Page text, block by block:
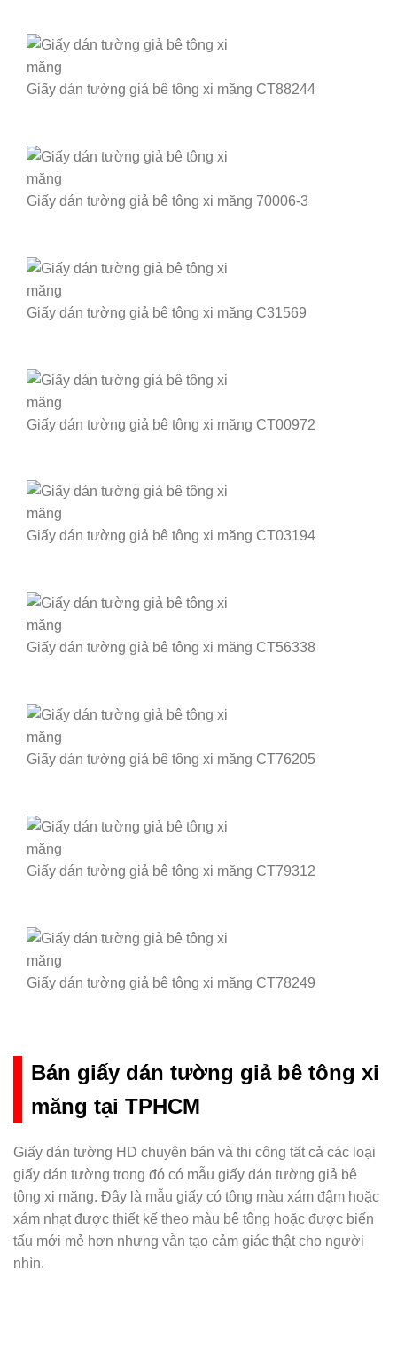
Giấy dán tường giả bê tông xi măng CT88244
Giấy dán tường giả bê tông xi măng 70006-3
Giấy dán tường giả bê tông xi măng C31569
Giấy dán tường giả bê tông xi măng CT00972
Giấy dán tường giả bê tông xi măng CT03194
Giấy dán tường giả bê tông xi măng CT56338
Giấy dán tường giả bê tông xi măng CT76205
Giấy dán tường giả bê tông xi măng CT79312
Giấy dán tường giả bê tông xi măng CT78249
Bán giấy dán tường giả bê tông xi
măng tại TPHCM
Giấy dán tường HD chuyên bán và thi công tất cả các loại
giấy dán tường trong đó có mẫu giấy dán tường giả bê
tông xi măng. Đây là mẫu giấy có tông màu xám đậm hoặc
xám nhạt được thiết kế theo màu bê tông hoặc được biến
tấu mới mẻ hơn nhưng vẫn tạo cảm giác thật cho người
nhìn.